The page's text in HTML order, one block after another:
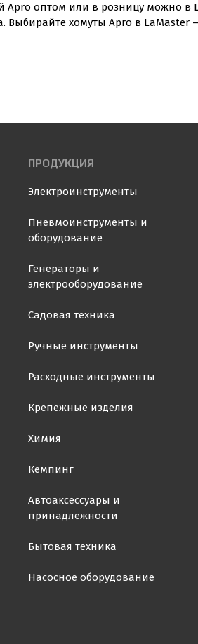
Apro оптом или в розницу можно
Выбирайте хомуты Apro в LaMaster
ПРОДУКЦИЯ
Электроинструменты
Пневмоинструменты и
оборудование
Генераторы и
электрооборудование
Садовая техника
Ручные инструменты
Расходные инструменты
Крепежные изделия
Химия
Кемпинг
Автоаксессуары и
принадлежности
Бытовая техника
Насосное оборудование